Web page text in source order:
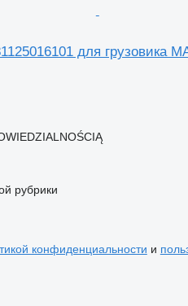
для грузовика
рубрики
конфиденциальности и